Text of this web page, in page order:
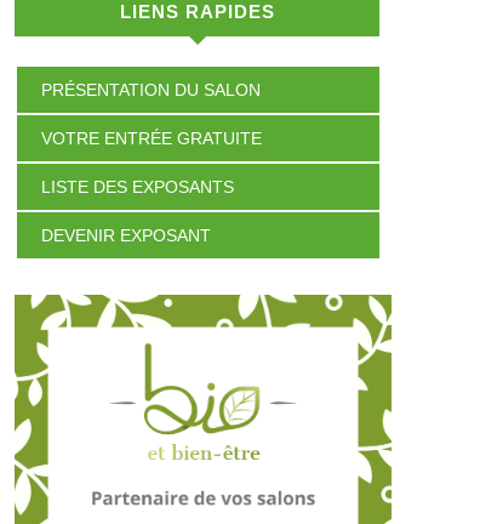
LIENS RAPIDES
PRÉSENTATION DU SALON
VOTRE ENTRÉE GRATUITE
LISTE DES EXPOSANTS
DEVENIR EXPOSANT